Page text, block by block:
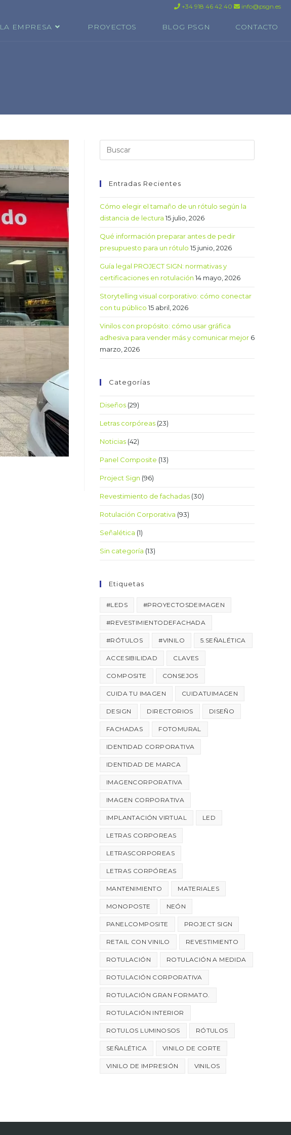
+34 918 46 42 40 info@psgn.es
LA EMPRESA PROYECTOS BLOG PSGN CONTACTO
Entradas Recientes
Cómo elegir el tamaño de un rótulo según la
distancia de lectura 15 julio, 2026
Qué información preparar antes de pedir
presupuesto para un rótulo 15 junio, 2026
Guía legal PROJECT SIGN: normativas y
certificaciones en rotulación 14 mayo, 2026
Storytelling visual corporativo: cómo conectar
con tu público 15 abril, 2026
Vinilos con propósito: cómo usar gráfica
adhesiva para vender más y comunicar mejor 6
marzo, 2026
Categorías
Diseños (29)
Letras corpóreas (23)
Noticias (42)
Panel Composite (13)
Project Sign (96)
Revestimiento de fachadas (30)
Rotulación Corporativa (93)
Señalética (1)
Sin categoría (13)
Etiquetas
#LEDS #PROYECTOSDEIMAGEN
#REVESTIMIENTODEFACHADA
#RÓTULOS #VINILO 5.SEÑALÉTICA
ACCESIBILIDAD CLAVES
COMPOSITE CONSEJOS
CUIDA TU IMAGEN CUIDATUIMAGEN
DESIGN DIRECTORIOS DISEÑO
FACHADAS FOTOMURAL
IDENTIDAD CORPORATIVA
IDENTIDAD DE MARCA
IMAGENCORPORATIVA
IMAGEN CORPORATIVA
IMPLANTACIÓN VIRTUAL LED
LETRAS CORPOREAS
LETRASCORPOREAS
LETRAS CORPÓREAS
MANTENIMIENTO MATERIALES
MONOPOSTE NEÓN
PANELCOMPOSITE PROJECT SIGN
RETAIL CON VINILO REVESTIMIENTO
ROTULACIÓN ROTULACIÓN A MEDIDA
ROTULACIÓN CORPORATIVA
ROTULACIÓN GRAN FORMATO.
ROTULACIÓN INTERIOR
ROTULOS LUMINOSOS RÓTULOS
SEÑALÉTICA VINILO DE CORTE
VINILO DE IMPRESIÓN VINILOS